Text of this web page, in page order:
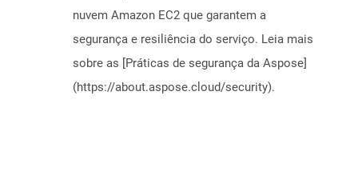
nuvem Amazon EC2 que garantem a
segurança e resiliência do serviço. Leia mais
sobre as [Práticas de segurança da Aspose]
(https://about.aspose.cloud/security).